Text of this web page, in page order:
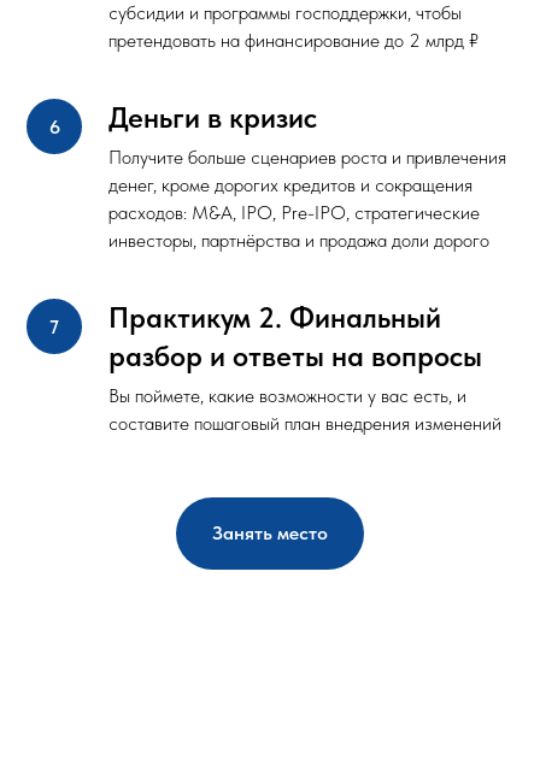
субсидии и программы господдержки, чтобы
претендовать на финансирование до 2 млрд ₽
Деньги в кризис
Получите больше сценариев роста и привлечения
денег, кроме дорогих кредитов и сокращения
расходов: M&A, IPO, Pre-IPO, стратегические
инвесторы, партнёрства и продажа доли дорого
Практикум 2. Финальный
разбор и ответы на вопросы
Вы поймете, какие возможности у вас есть, и
составите пошаговый план внедрения изменений
Занять место